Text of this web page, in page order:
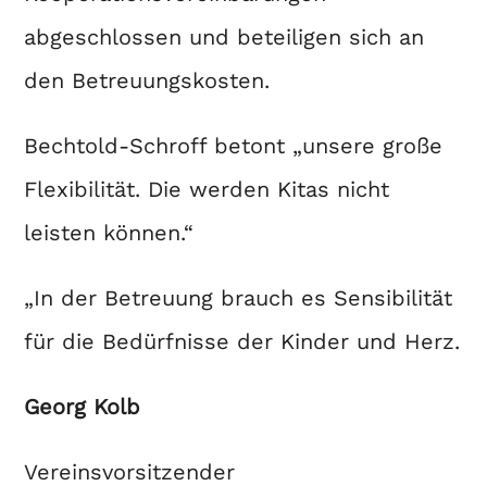
abgeschlossen und beteiligen sich an
den Betreuungskosten.
Bechtold-Schroff betont „unsere große
Flexibilität. Die werden Kitas nicht
leisten können.“
„In der Betreuung brauch es Sensibilität
für die Bedürfnisse der Kinder und Herz.
Georg Kolb
Vereinsvorsitzender